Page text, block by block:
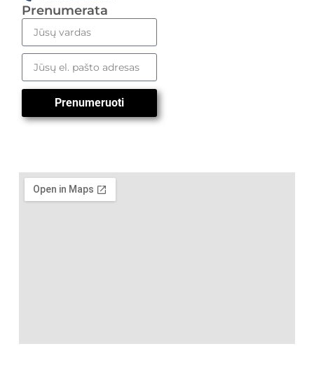
Prenumerata
Prenumeruoti